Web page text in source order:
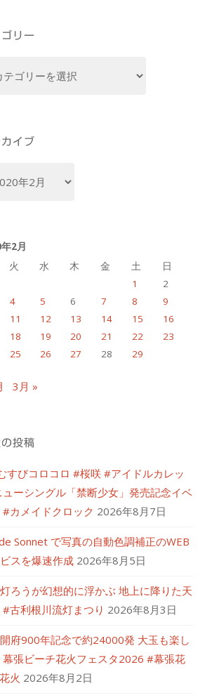
リー
イブ
2月
火 水 木 金 土
日
1
2
4 5 6 7 8
9
11 12 13 14 15
16
18 19 20 21 22
23
25 26 27 28 29
3月 »
投稿
すびコロコロ #桜咲 #アイドルカレッ
ューシングル「禁断少女」発売記念イベ
#カメイドクロック 2026年8月7日
Sonnet で写真の自動色調補正のWEB
スを爆速作成 2026年8月5日
ろうが幻想的に浮かぶ 地上に降りた天
#古利根川流灯まつり 2026年8月3日
府900年記念で約24000発 大玉も楽し
幕張ビーチ花火フェスタ2026 #幕張花
火 2026年8月2日